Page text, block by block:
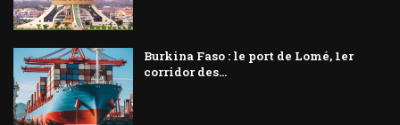
Burkina Faso : le port de Lomé, 1er
corridor des...